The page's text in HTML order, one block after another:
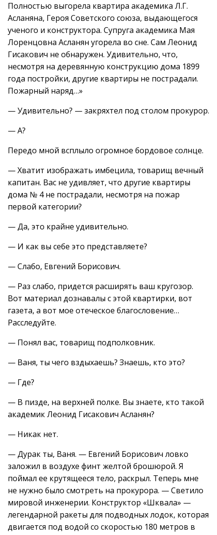
Полностью выгорела квартира академика Л.Г.
Асланяна, Героя Советского союза, выдающегося
ученого и конструктора. Супруга академика Мая
Лоренцовна Асланян угорела во сне. Сам Леонид
Гисакович не обнаружен. Удивительно, что,
несмотря на деревянную конструкцию дома 1899
года постройки, другие квартиры не пострадали.
Пожарный наряд…»
— Удивительно? — закряхтел под столом прокурор.
— А?
Передо мной всплыло огромное бордовое солнце.
— Хватит изображать имбецила, товарищ вечный
капитан. Вас не удивляет, что другие квартиры
дома № 4 не пострадали, несмотря на пожар
первой категории?
— Да, это крайне удивительно.
— И как вы себе это представляете?
— Слабо, Евгений Борисович.
— Раз слабо, придется расширять ваш кругозор.
Вот материал дознавалы с этой квартирки, вот
газета, а вот мое отеческое благословение…
Расследуйте.
— Понял вас, товарищ подполковник.
— Ваня, ты чего вздыхаешь? Знаешь, кто это?
— Где?
— В пизде, на верхней полке. Вы знаете, кто такой
академик Леонид Гисакович Асланян?
— Никак нет.
— Дурак ты, Ваня. — Евгений Борисович ловко
заложил в воздухе финт желтой брошюрой. Я
поймал ее крутящееся тело, раскрыл. Теперь мне
не нужно было смотреть на прокурора. — Светило
мировой инженерии. Конструктор «Шквала» —
легендарной ракеты для подводных лодок, которая
двигается под водой со скоростью 180 метров в